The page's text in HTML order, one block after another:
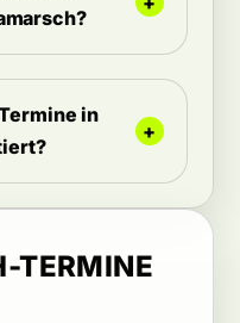
in
TERMINE